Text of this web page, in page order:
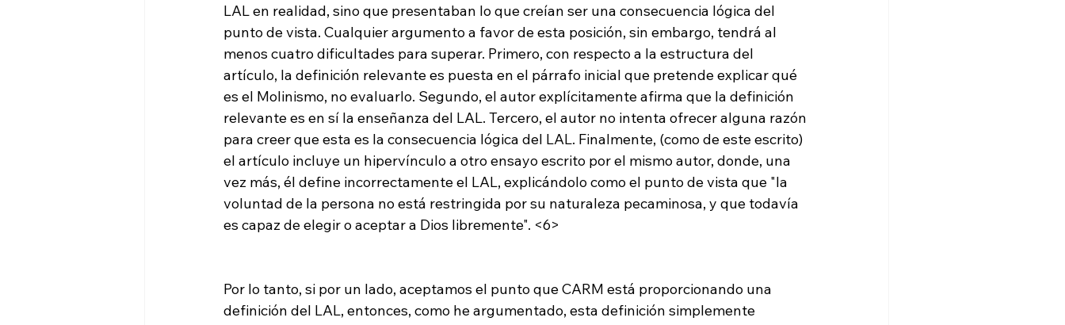
LAL en realidad, sino que presentaban lo que creían ser una consecuencia lógica del
punto de vista. Cualquier argumento a favor de esta posición, sin embargo, tendrá al
menos cuatro dificultades para superar. Primero, con respecto a la estructura del
artículo, la definición relevante es puesta en el párrafo inicial que pretende explicar qué
es el Molinismo, no evaluarlo. Segundo, el autor explícitamente afirma que la definición
relevante es en sí la enseñanza del LAL. Tercero, el autor no intenta ofrecer alguna razón
para creer que esta es la consecuencia lógica del LAL. Finalmente, (como de este escrito)
el artículo incluye un hipervínculo a otro ensayo escrito por el mismo autor, donde, una
vez más, él define incorrectamente el LAL, explicándolo como el punto de vista que "la
voluntad de la persona no está restringida por su naturaleza pecaminosa, y que todavía
es capaz de elegir o aceptar a Dios libremente". <6>
Por lo tanto, si por un lado, aceptamos el punto que CARM está proporcionando una
definición del LAL, entonces, como he argumentado, esta definición simplemente